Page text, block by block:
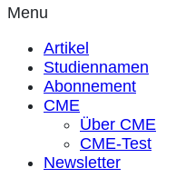
Menu
Artikel
Studiennamen
Abonnement
CME
Über CME
CME-Test
Newsletter